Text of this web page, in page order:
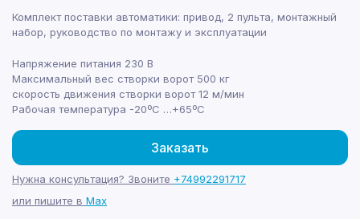
Комплект поставки автоматики: привод, 2 пульта, монтажный
набор, руководство по монтажу и эксплуатации
Напряжение питания 230 B
Максимальный вес створки ворот 500 кг
скорость движения створки ворот 12 м/мин
Рабочая температура -20ºС …+65ºС
Заказать
Нужна консультация? Звоните +74992291717
или пишите в Max